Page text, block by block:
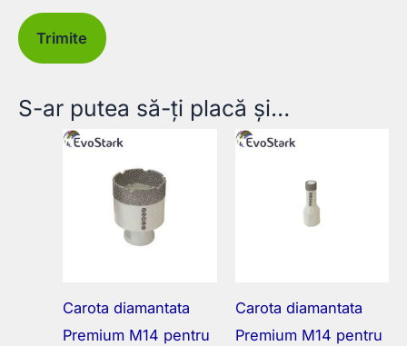
S-ar putea să-ți placă și…
Carota diamantata
Premium M14 pentru
Carota diamantata
Premium M14 pentru